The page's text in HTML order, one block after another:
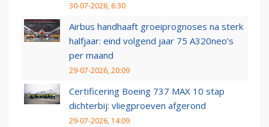
30-07-2026, 6:30
Airbus handhaaft groeiprognoses na sterk
halfjaar: eind volgend jaar 75 A320neo’s
per maand
29-07-2026, 20:09
Certificering Boeing 737 MAX 10 stap
dichterbij: vliegproeven afgerond
29-07-2026, 14:09